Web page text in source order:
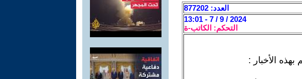
العدد: 877202
2024 / 9 / 7 - 13:01
التحكم: الكاتب-ة
الأخبار :